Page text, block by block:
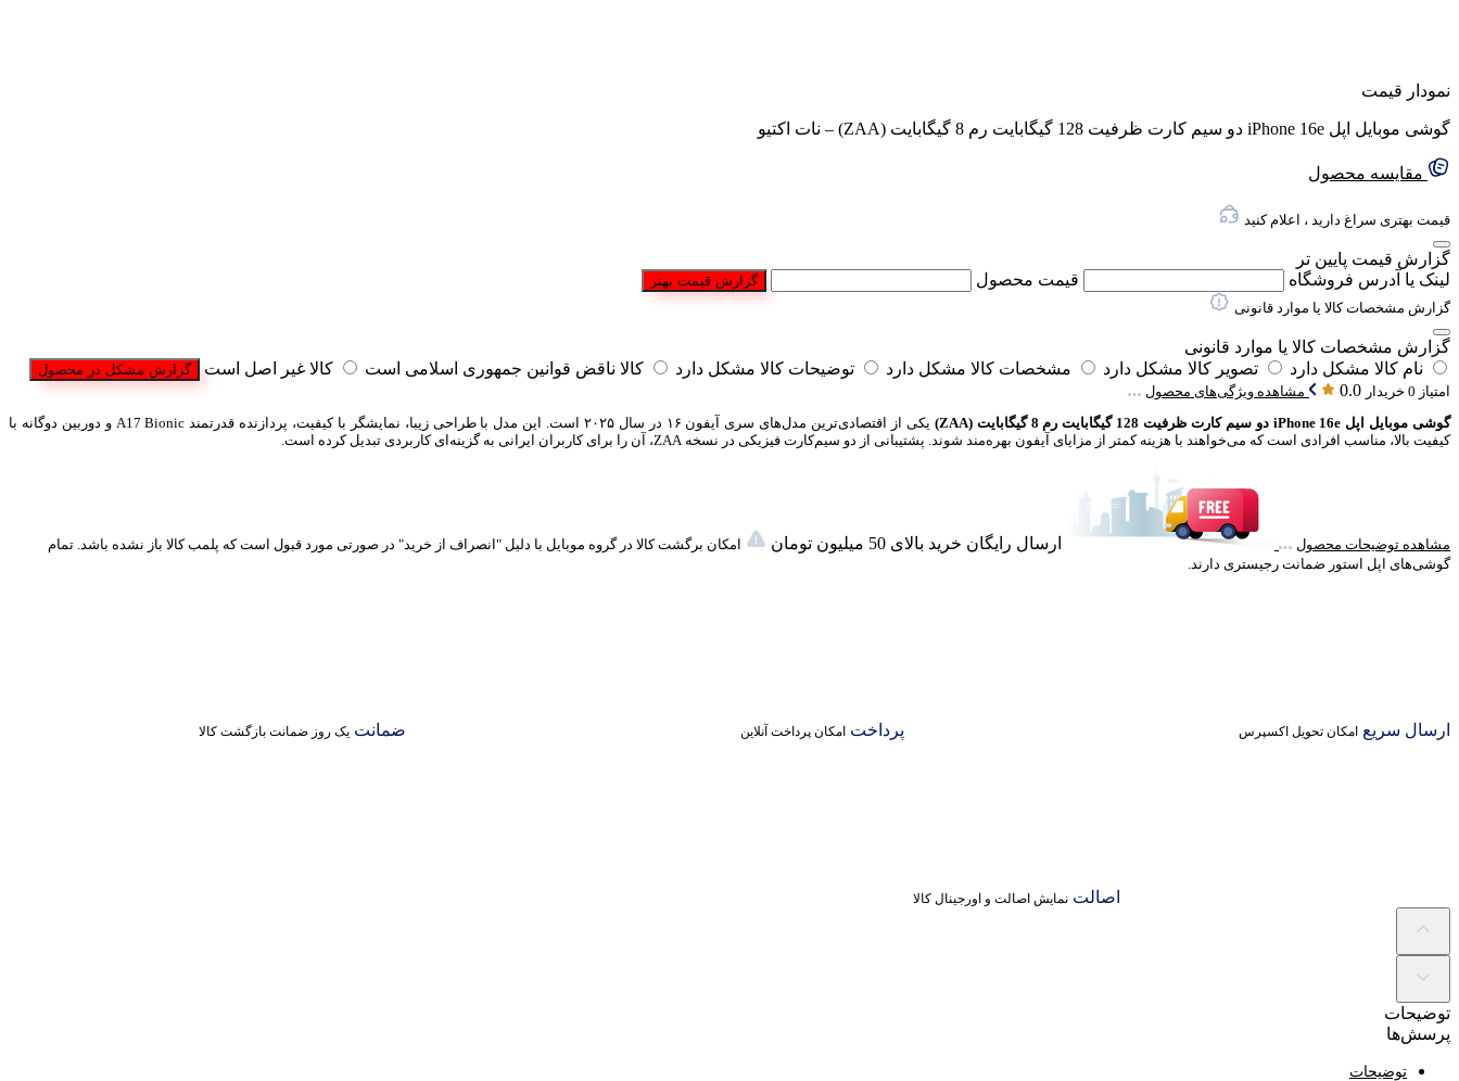
نمودار قیمت
گوشی موبایل اپل iPhone 16e دو سیم کارت ظرفیت 128 گیگابایت رم 8 گیگابایت (ZAA) – نات اکتیو
مقایسه محصول
قیمت بهتری سراغ دارید ، اعلام کنید
گزارش قیمت پایین تر
لینک یا آدرس فروشگاه
قیمت محصول
گزارش قیمت بهتر
گزارش مشخصات کالا یا موارد قانونی
گزارش مشخصات کالا یا موارد قانونی
نام کالا مشکل دارد
تصویر کالا مشکل دارد مشخصات کالا مشکل دارد توضیحات کالا مشکل دارد کالا ناقض قوانین جمهوری اسلامی است کالا غیر اصل است
گزارش مشکل در محصول
امتیاز 0 خریدار
0.0
مشاهده ویژگی‌های محصول
گوشی موبایل اپل iPhone 16e دو سیم کارت ظرفیت 128 گیگابایت رم 8 گیگابایت (ZAA)
یکی از اقتصادی‌ترین مدل‌های سری آیفون ۱۶ در سال ۲۰۲۵ است. این مدل با طراحی زیبا، نمایشگر با کیفیت، پردازنده قدرتمند A17 Bionic و دوربین دوگانه با
کیفیت بالا، مناسب افرادی است که می‌خواهند با هزینه کمتر از مزایای آیفون بهره‌مند شوند. پشتیبانی از دو سیم‌کارت فیزیکی در نسخه ZAA، آن را برای کاربران ایرانی به گزینه‌ای کاربردی تبدیل کرده است.
مشاهده توضیحات محصول ارسال رایگان خرید بالای 50 میلیون تومان
امکان برگشت کالا در گروه موبایل با دلیل "انصراف از خرید" در صورتی مورد قبول است که پلمب کالا باز نشده باشد. تمام
گوشی‌های اپل استور ضمانت رجیستری دارند.
ارسال سریع امکان تحویل اکسپرس پرداخت امکان پرداخت آنلاین ضمانت یک روز ضمانت بازگشت کالا
اصالت نمایش اصالت و اورجینال کالا
توضیحات
پرسش‌ها
توضیحات